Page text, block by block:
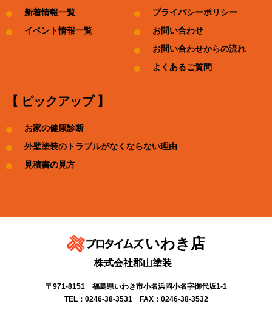
新着情報一覧
イベント情報一覧
プライバシーポリシー
お問い合わせ
お問い合わせからの流れ
よくあるご質問
【 ピックアップ 】
お家の健康診断
外壁塗装のトラブルがなくならない理由
見積書の見方
いわき店
株式会社郡山塗装
〒971-8151 福島県いわき市小名浜岡小名字御代坂1-1
TEL：0246-38-3531 FAX：0246-38-3532